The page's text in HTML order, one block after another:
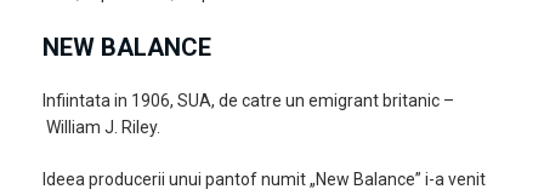
NEW BALANCE
Infiintata in 1906, SUA, de catre un emigrant britanic –
William J. Riley.
Ideea producerii unui pantof numit „New Balance” i-a venit